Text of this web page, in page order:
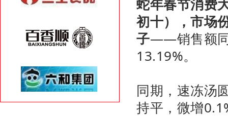
蛇年春节消费
初十），市场
子——销售额同
13.19%。
同期，速冻汤
持平，微增